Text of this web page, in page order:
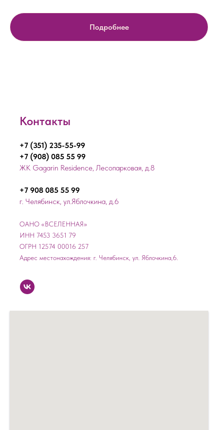
Подробнее
Контакты
+7 (351) 235-55-99
+7 (908) 085 55 99
ЖК Gagarin Residence, Лесопарковая, д.8
+7 908 085 55 99
г. Челябинск, ул.Яблочкина, д.6
ОАНО «ВСЕЛЕННАЯ»
ИНН 7453 3651 79
ОГРН 12574 00016 257
Адрес местонахождения: г. Челябинск, ул. Яблочкина,6.